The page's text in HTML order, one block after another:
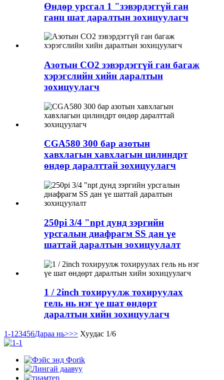
Өндөр урсгал 1 "зэвэрдэггүй ган
ганц шат даралтын зохицуулагч
Азотын CO2 зэвэрдэггүй ган багаж
хэрэгслийн хийн даралтын
зохицуулагч
CGA580 300 бар азотын
хавхлагын хавхлагын цилиндрт
өндөр даралттай зохицуулагч
250pi 3/4 "npt дунд зэргийн
урсгалын диафрагм SS дан үе
шаттай даралтын зохицуулалт
1 / 2inch тохируулж тохируулах
гель нь нэг үе шат өндөрт
даралтын хийн зохицуулагч
1-1 23456Дараа нь>>> Хуудас 1/6